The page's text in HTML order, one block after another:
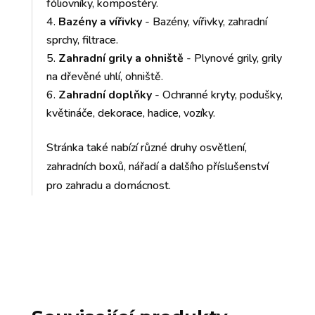
fóliovníky, kompostéry.
Bazény a vířivky- Bazény, vířivky, zahradní
sprchy, filtrace.
Zahradní grily a ohniště - Plynové grily, grily
na dřevěné uhlí, ohniště.
Zahradní doplňky- Ochranné kryty, podušky,
květináče, dekorace, hadice, vozíky.
Stránka také nabízí různé druhy osvětlení,
zahradních boxů, nářadí a dalšího příslušenství
pro zahradu a domácnost.